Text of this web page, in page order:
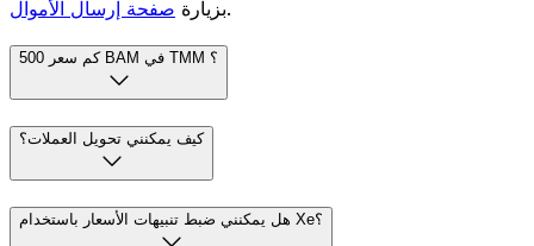
بزيارة صفحة إرسال الأموال .
كم سعر 500 BAM في TMM ؟
كيف يمكنني تحويل العملات؟
هل يمكنني ضبط تنبيهات الأسعار باستخدام Xe؟